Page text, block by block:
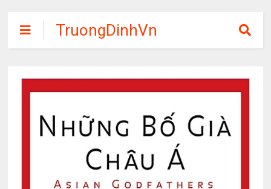
TruongDinhVn
Chia sẽ ebook,
phần mềm học